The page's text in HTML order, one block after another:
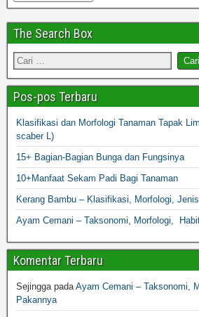
The Search Box
Pos-pos Terbaru
Klasifikasi dan Morfologi Tanaman Tapak
scaber L)
15+ Bagian-Bagian Bunga dan Fungsinya
10+Manfaat Sekam Padi Bagi Tanaman
Kerang Bambu – Klasifikasi, Morfologi,
Ayam Cemani – Taksonomi, Morfologi,
Komentar Terbaru
SejinggapadaAyam Cemani – Taksonomi,
Pakannya